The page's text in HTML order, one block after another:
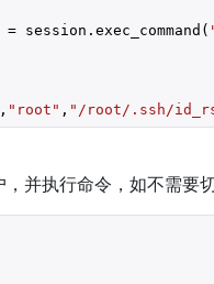
session.exec_command(
, "root" , "/root/.ssh/
并执行命令，如不需要